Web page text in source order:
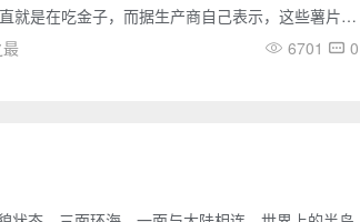
就是在吃金子，而据生产商自己表示，这些薯片中
少的名贵食材，所以才会这么贵。世界上最贵的薯
6701 0